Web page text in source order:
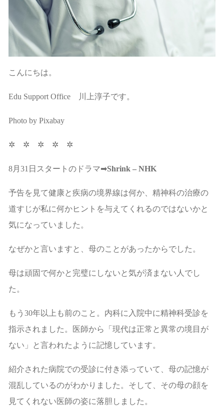
こんにちは。
Edu Support Office 川上淳子です。
Photo by Pixabay
✲ ✲ ✲ ✲ ✲
8月31日スタートのドラマ➡Shrink – NHK
予告を見て健康と疾病の境界線は何か、精神科の治療の
道すじが私に何かヒントを与えてくれるのではないかと
気になっていました。
なぜかと言いますと、母のことがあったからでした。
母は頑固で何かと完璧にしないと気が済まない人でし
た。
もう30年以上も前のこと。内科に入院中に精神科受診を
指示されました。医師から「現代は正常と異常の境目が
ない」と言われたように記憶しています。
紹介された病院での受診に付き添っていて、母の記憶が
混乱しているのがわかりました。そして、その母の顔を
見てくれない医師の姿に落胆しました。